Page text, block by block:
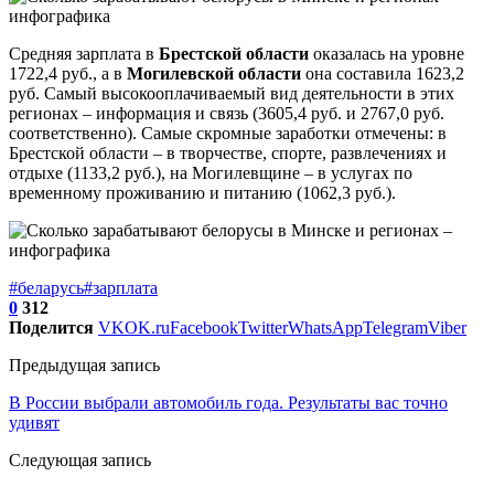
Средняя зарплата в Брестской области оказалась на уровне
1722,4 руб., а в Могилевской области она составила 1623,2
руб. Самый высокооплачиваемый вид деятельности в этих
регионах – информация и связь (3605,4 руб. и 2767,0 руб.
соответственно). Самые скромные заработки отмечены: в
Брестской области – в творчестве, спорте, развлечениях и
отдыхе (1133,2 руб.), на Могилевщине – в услугах по
временному проживанию и питанию (1062,3 руб.).
#беларусь#зарплата
0 312
Поделится VKOK.ruFacebookTwitterWhatsAppTelegramViber
Предыдущая запись
В России выбрали автомобиль года. Результаты вас точно
удивят
Следующая запись